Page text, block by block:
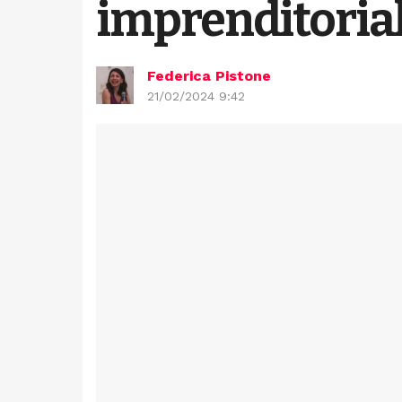
Federica Pistone
21/02/2024 9:42